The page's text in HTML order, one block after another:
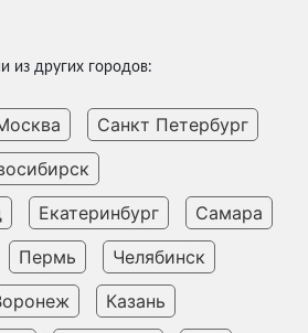
из других городов:
Санкт Петербург
Екатеринбург
Самара
Пермь
Челябинск
Казань